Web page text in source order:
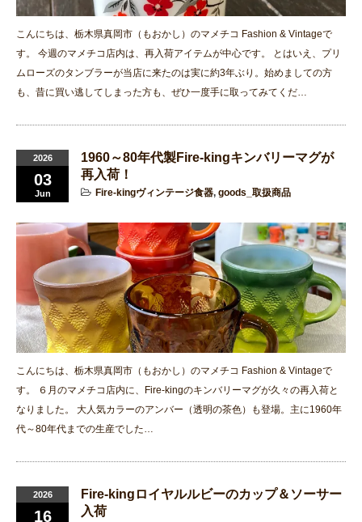
こんにちは、栃木県真岡市（もおかし）のマメチコ Fashion & Vintageで
す。 今週のマメチコ店内は、再入荷アイテムが中心です。 とはいえ、プリ
ムローズのタンブラーが当店に来たのは実に約3年ぶり。始めましての方
も、昔に買い逃してしまった方も、ぜひ一度手に取ってみてくだ…
2026
03
Jun
1960～80年代製Fire-kingキンバリーマグが
再入荷！
Fire-kingヴィンテージ食器, goods_取扱商品
こんにちは、栃木県真岡市（もおかし）のマメチコ Fashion & Vintageで
す。 ６月のマメチコ店内に、Fire-kingのキンバリーマグが久々の再入荷と
なりました。 大人気カラーのアンバー（透明の茶色）も登場。主に1960年
代～80年代までの生産でした…
2026
16
Fire-kingロイヤルルビーのカップ＆ソーサー
入荷